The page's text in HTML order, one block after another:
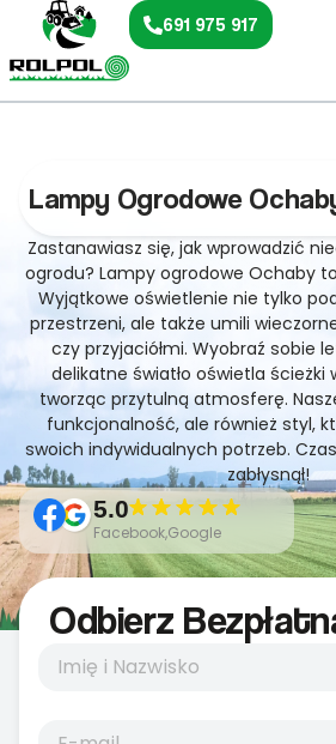
691 975 917
Lampy Ogrodowe
Zastanawiasz się, jak wprowadzić
ogrodu? Lampy ogrodowe Ochaby
Wyjątkowe oświetlenie nie tylko
przestrzeni, ale także umili
czy przyjaciółmi. Wyobraź sobie
delikatne światło oświetla ścieżki
tworząc przytulną atmosferę.
funkcjonalność, ale również styl,
swoich indywidualnych potrzeb.
zabłysnął!
5.0
Facebook,Google
Odbierz